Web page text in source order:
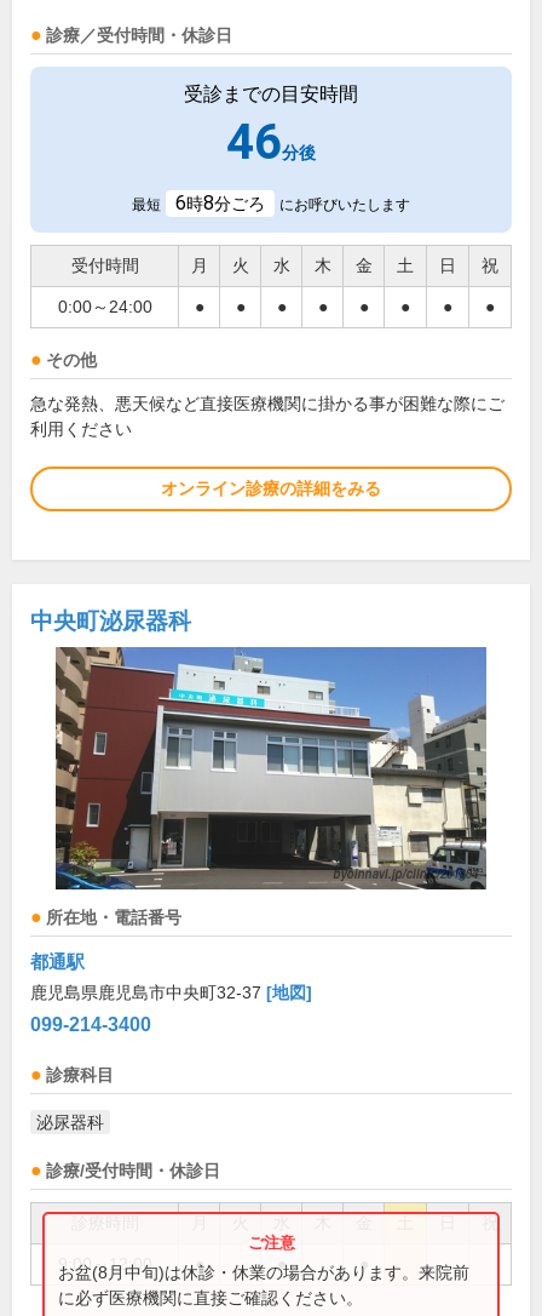
診療／受付時間・休診日
受診までの目安時間
46分後
最短 6時8分ごろ にお呼びいたします
受付時間 月 火 水 木 金 土 日 祝
0:00～24:00 ● ● ● ● ● ● ● ●
その他
急な発熱、悪天候など直接医療機関に掛かる事が困難な際にご
利用ください
オンライン診療の詳細をみる
中央町泌尿器科
所在地・電話番号
都通駅
鹿児島県鹿児島市中央町32-37 [地図]
099-214-3400
診療科目
泌尿器科
診療/受付時間・休診日
祝
9:00～12:00 ● ● ●
お盆(8月中旬)は休診・休業の場合があります。来院前
に必ず医療機関に直接ご確認ください。